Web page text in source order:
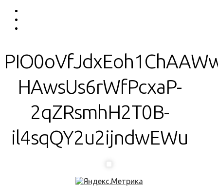
HAwsUs6rWfPcxaP-
2qZRsmhH2T0B-
il4sqQY2u2ijndwEWu